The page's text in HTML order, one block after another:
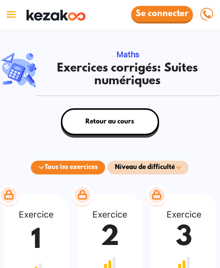
Se connecter
Maths
Exercices corrigés: Suites
numériques
Tous les exercices Niveau de difficulté
Retour au cours
Exercice
1
Exercice
2
Exercice
3